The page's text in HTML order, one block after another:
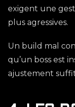
exigent une
plus agressives.
Un build mal
qu’un boss est
ajustement